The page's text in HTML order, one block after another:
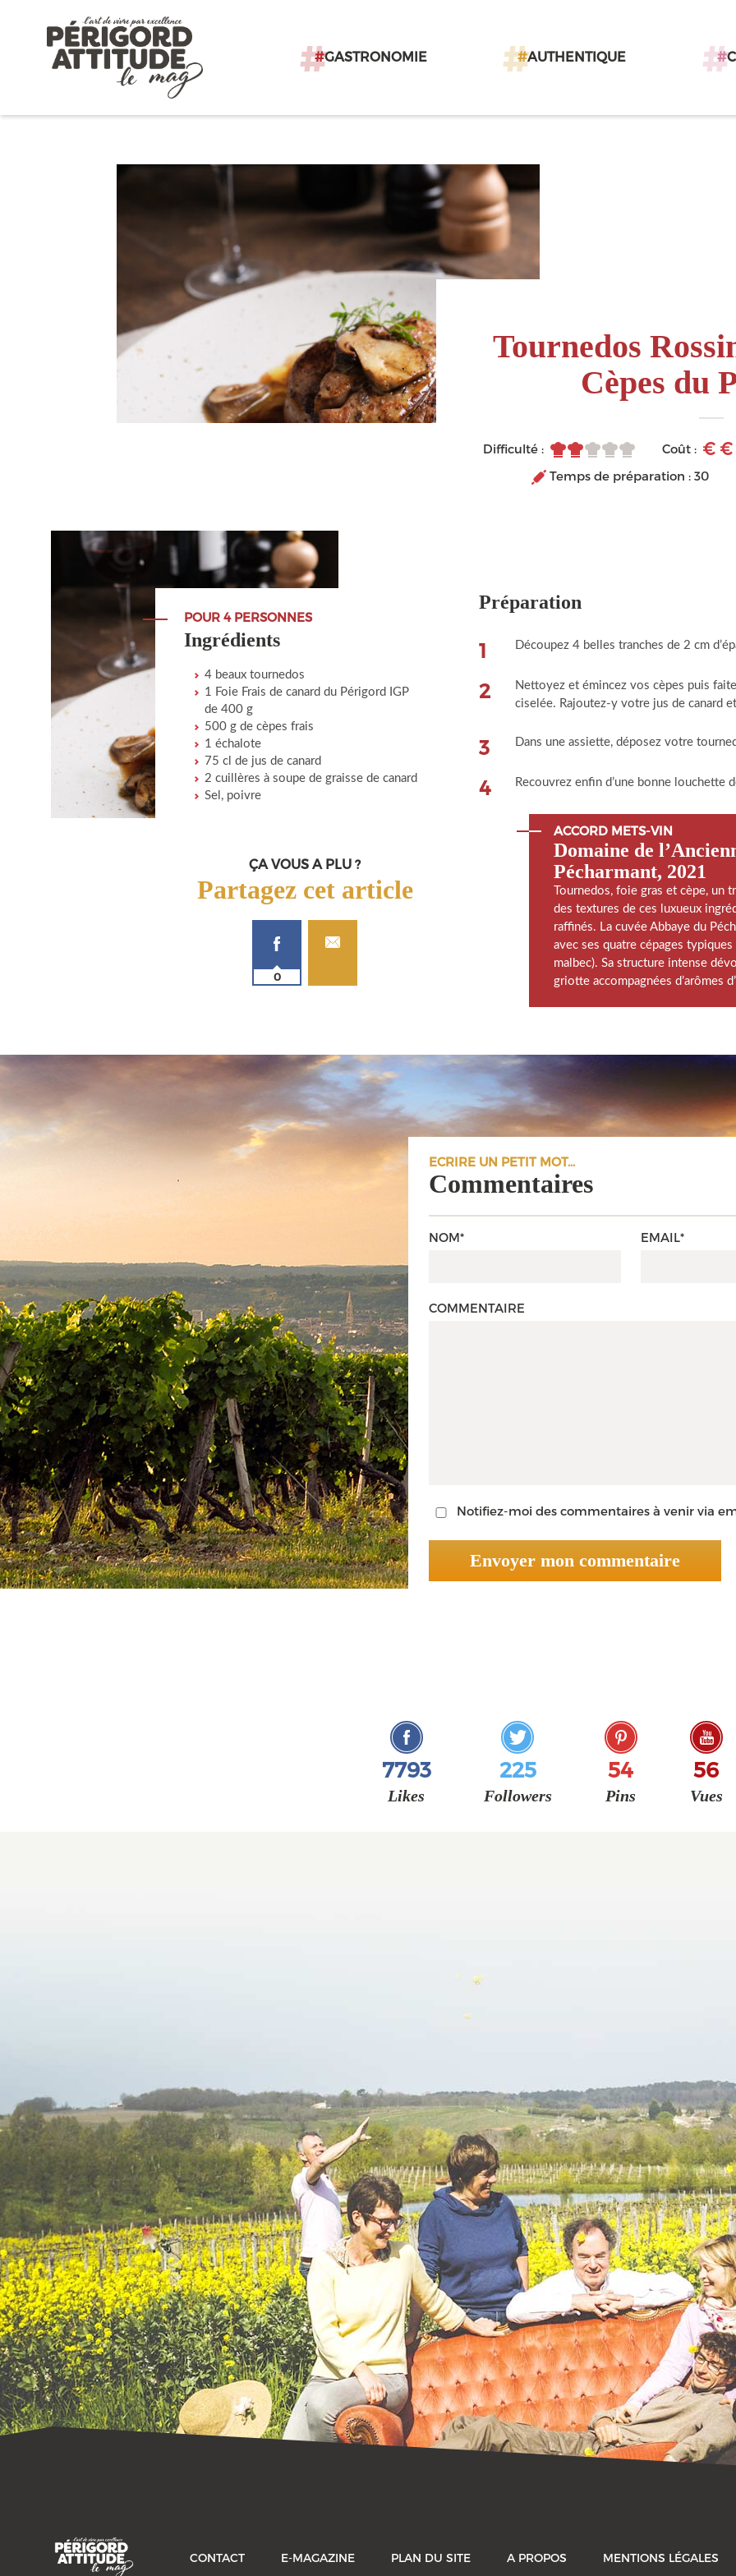
#GASTRONOMIE #AUTHENTIQUE #
Tournedos
Cèpes du
Difficulté :
Coût :
Temps de préparation : 30
POUR 4 PERSONNES
Ingrédients
4 beaux tournedos
1 Foie Frais de canard du Périgord IGP
de 400 g
500 g de cèpes frais
1 échalote
75 cl de jus de canard
2 cuillères à soupe de graisse de canard
Sel, poivre
ÇA VOUS A PLU ?
Partagez cet article
0
Préparation
1 Découpez 4 belles tranches de 2 cm
2
Nettoyez et émincez vos cèpes puis
ciselée. Rajoutez-y votre jus de canard
3 Dans une assiette, déposez votre
4 Recouvrez enfin d’une bonne louchette
ACCORD METS-VIN
Domaine de
Pécharmant, 2021
Tournedos, foie gras et cèpe,
des textures de ces luxueux
raffinés. La cuvée Abbaye du
avec ses quatre cépages
malbec). Sa structure intense
griotte accompagnées d’arômes
ECRIRE UN PETIT MOT...
Commentaires
NOM* EMAIL*
COMMENTAIRE
Notifiez-moi des commentaires à venir via
7793
Likes
225
Followers
54
Pins
56
Vues
CONTACT E-MAGAZINE PLAN DU SITE A PROPOS MENTIONS LÉGALES